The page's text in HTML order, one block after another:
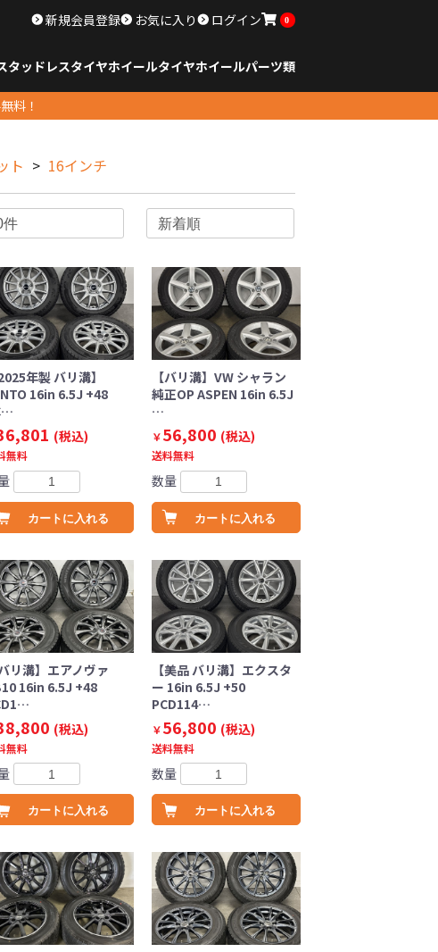
新規会員登録 お気に入り ログイン 0
タッドレスタイヤホイールタイヤホイールパーツ類
料！
ト 16インチ
2025年製 バリ溝】
16in 6.5J +48
(税込)
無料
カートに入れる
【バリ溝】VW シャラン
純正OP ASPEN 16in 6.5J
…
￥56,800 (税込)
送料無料
数量
カートに入れる
バリ溝】エアノヴァ
16in 6.5J +48
(税込)
無料
カートに入れる
【美品 バリ溝】エクスタ
ー 16in 6.5J +50
PCD114…
￥56,800 (税込)
送料無料
数量
カートに入れる